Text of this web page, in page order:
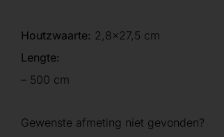
Houtzwaarte: 2,8×27,5 cm
Lengte:
– 500 cm
Gewenste afmeting niet gevonden?